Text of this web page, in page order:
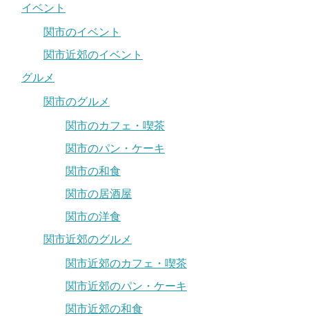
イベント
関市のイベント
関市近郊のイベント
グルメ
関市のグルメ
関市のカフェ・喫茶
関市のパン・ケーキ
関市の和食
関市の居酒屋
関市の洋食
関市近郊のグルメ
関市近郊のカフェ・喫茶
関市近郊のパン・ケーキ
関市近郊の和食